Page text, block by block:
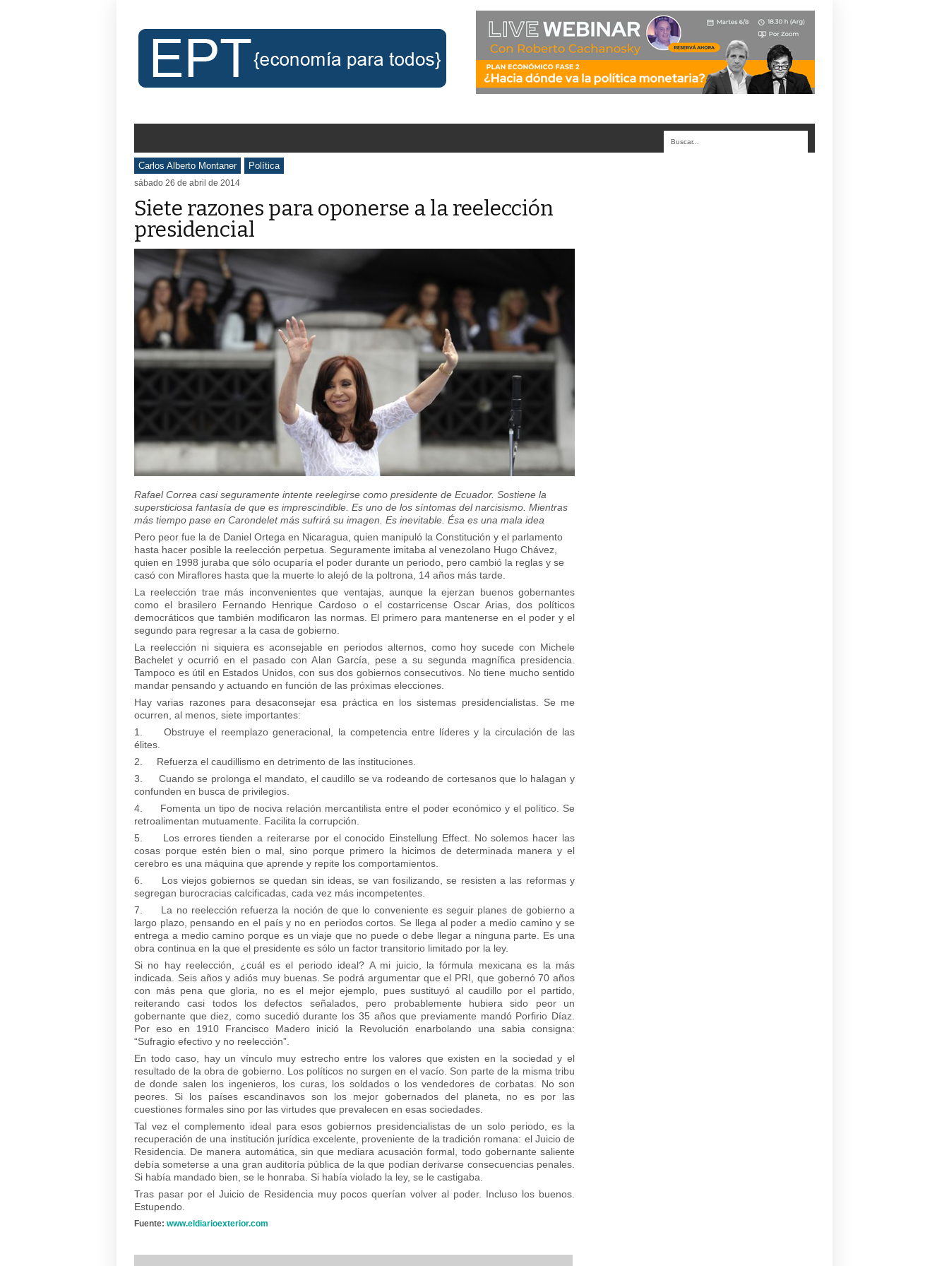
Carlos Alberto Montaner Política
sábado 26 de abril de 2014
Siete razones para oponerse a la reelección
presidencial
Rafael Correa casi seguramente intente reelegirse como presidente de Ecuador. Sostiene la
supersticiosa fantasía de que es imprescindible. Es uno de los síntomas del narcisismo. Mientras
más tiempo pase en Carondelet más sufrirá su imagen. Es inevitable. Ésa es una mala idea
Pero peor fue la de Daniel Ortega en Nicaragua, quien manipuló la Constitución y el parlamento
hasta hacer posible la reelección perpetua. Seguramente imitaba al venezolano Hugo Chávez,
quien en 1998 juraba que sólo ocuparía el poder durante un periodo, pero cambió la reglas y se
casó con Miraflores hasta que la muerte lo alejó de la poltrona, 14 años más tarde.
La reelección trae más inconvenientes que ventajas, aunque la ejerzan buenos gobernantes
como el brasilero Fernando Henrique Cardoso o el costarricense Oscar Arias, dos políticos
democráticos que también modificaron las normas. El primero para mantenerse en el poder y el
segundo para regresar a la casa de gobierno.
La reelección ni siquiera es aconsejable en periodos alternos, como hoy sucede con Michele
Bachelet y ocurrió en el pasado con Alan García, pese a su segunda magnífica presidencia.
Tampoco es útil en Estados Unidos, con sus dos gobiernos consecutivos. No tiene mucho sentido
mandar pensando y actuando en función de las próximas elecciones.
Hay varias razones para desaconsejar esa práctica en los sistemas presidencialistas. Se me
ocurren, al menos, siete importantes:
1. Obstruye el reemplazo generacional, la competencia entre líderes y la circulación de las
élites.
2. Refuerza el caudillismo en detrimento de las instituciones.
3. Cuando se prolonga el mandato, el caudillo se va rodeando de cortesanos que lo halagan y
confunden en busca de privilegios.
4. Fomenta un tipo de nociva relación mercantilista entre el poder económico y el político. Se
retroalimentan mutuamente. Facilita la corrupción.
5. Los errores tienden a reiterarse por el conocido Einstellung Effect. No solemos hacer las
cosas porque estén bien o mal, sino porque primero la hicimos de determinada manera y el
cerebro es una máquina que aprende y repite los comportamientos.
6. Los viejos gobiernos se quedan sin ideas, se van fosilizando, se resisten a las reformas y
segregan burocracias calcificadas, cada vez más incompetentes.
7. La no reelección refuerza la noción de que lo conveniente es seguir planes de gobierno a
largo plazo, pensando en el país y no en periodos cortos. Se llega al poder a medio camino y se
entrega a medio camino porque es un viaje que no puede o debe llegar a ninguna parte. Es una
obra continua en la que el presidente es sólo un factor transitorio limitado por la ley.
Si no hay reelección, ¿cuál es el periodo ideal? A mi juicio, la fórmula mexicana es la más
indicada. Seis años y adiós muy buenas. Se podrá argumentar que el PRI, que gobernó 70 años
con más pena que gloria, no es el mejor ejemplo, pues sustituyó al caudillo por el partido,
reiterando casi todos los defectos señalados, pero probablemente hubiera sido peor un
gobernante que diez, como sucedió durante los 35 años que previamente mandó Porfirio Díaz.
Por eso en 1910 Francisco Madero inició la Revolución enarbolando una sabia consigna:
“Sufragio efectivo y no reelección”.
En todo caso, hay un vínculo muy estrecho entre los valores que existen en la sociedad y el
resultado de la obra de gobierno. Los políticos no surgen en el vacío. Son parte de la misma tribu
de donde salen los ingenieros, los curas, los soldados o los vendedores de corbatas. No son
peores. Si los países escandinavos son los mejor gobernados del planeta, no es por las
cuestiones formales sino por las virtudes que prevalecen en esas sociedades.
Tal vez el complemento ideal para esos gobiernos presidencialistas de un solo periodo, es la
recuperación de una institución jurídica excelente, proveniente de la tradición romana: el Juicio de
Residencia. De manera automática, sin que mediara acusación formal, todo gobernante saliente
debía someterse a una gran auditoría pública de la que podían derivarse consecuencias penales.
Si había mandado bien, se le honraba. Si había violado la ley, se le castigaba.
Tras pasar por el Juicio de Residencia muy pocos querían volver al poder. Incluso los buenos.
Estupendo.
Fuente: www.eldiarioexterior.com